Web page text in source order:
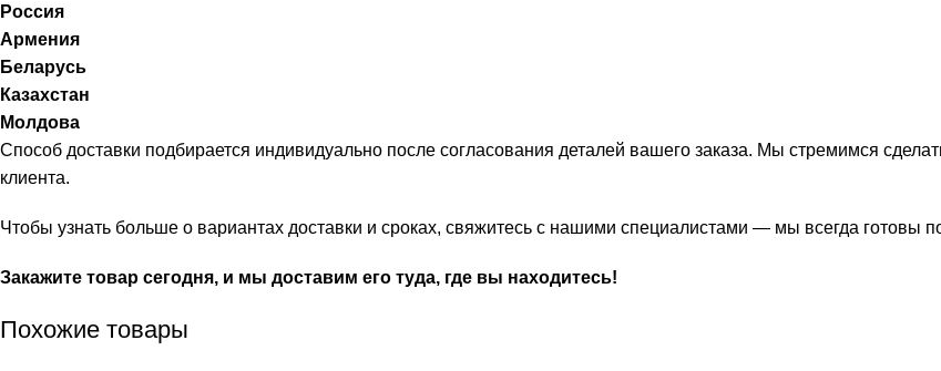
Россия
Армения
Беларусь
Казахстан
Молдова
Способ доставки подбирается индивидуально после согласования деталей вашего заказа. Мы стремимся
клиента.
Чтобы узнать больше о вариантах доставки и сроках, свяжитесь с нашими специалистами — мы всегда готовы
Закажите товар сегодня, и мы доставим его туда, где вы находитесь!
Похожие товары